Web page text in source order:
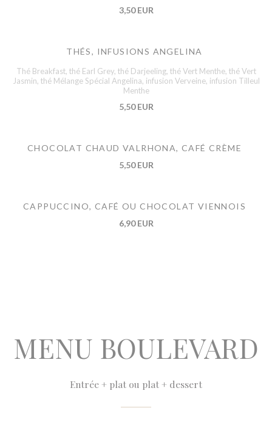
3,50 EUR
THÉS, INFUSIONS ANGELINA
Thé Breakfast, thé Earl Grey, thé Darjeeling, thé Vert Menthe, thé Vert
Jasmin, thé Mélange Spécial Angelina, infusion Verveine, infusion Tilleul
Menthe
5,50 EUR
CHOCOLAT CHAUD VALRHONA, CAFÉ CRÈME
5,50 EUR
CAPPUCCINO, CAFÉ OU CHOCOLAT VIENNOIS
6,90 EUR
MENU BOULEVARD
Entrée + plat ou plat + dessert